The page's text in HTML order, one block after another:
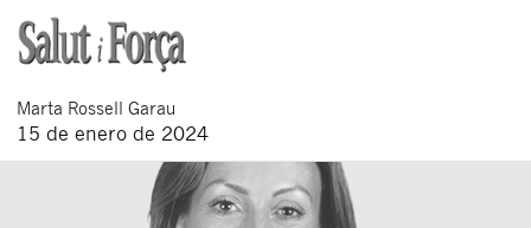
Marta Rossell Garau
15 de enero de 2024